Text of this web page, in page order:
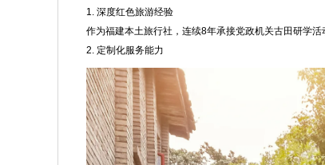
1. 深度红色旅游经验
作为福建本土旅行社，连续8年承接党政机关古田研学
2. 定制化服务能力